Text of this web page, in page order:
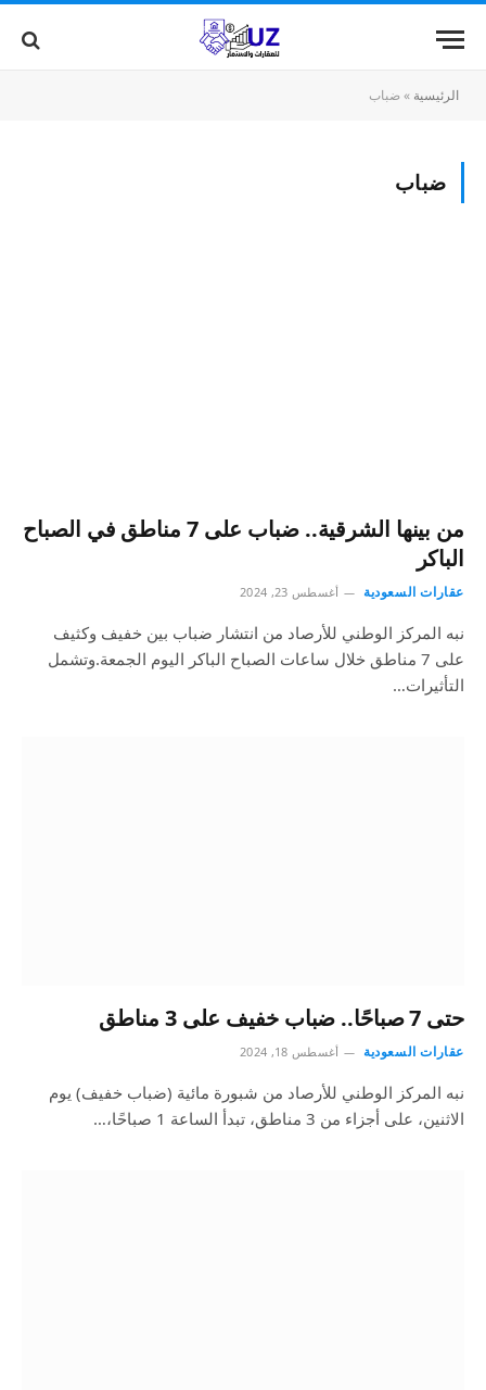
الرئيسية »ضباب
ضباب
من بينها الشرقية.. ضباب على 7 مناطق في الصباح
الباكر
عقارات السعودية أغسطس 23, 2024
نبه المركز الوطني للأرصاد من انتشار ضباب بين خفيف وكثيف
على 7 مناطق خلال ساعات الصباح الباكر اليوم الجمعة.وتشمل
التأثيرات…
حتى 7 صباحًا.. ضباب خفيف على 3 مناطق
عقارات السعودية أغسطس 18, 2024
نبه المركز الوطني للأرصاد من شبورة مائية (ضباب خفيف) يوم
الاثنين، على أجزاء من 3 مناطق، تبدأ الساعة 1 صباحًا،…